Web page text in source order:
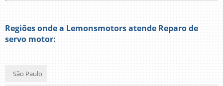
Regiões onde a Lemonsmotors atende Reparo de
servo motor:
São Paulo